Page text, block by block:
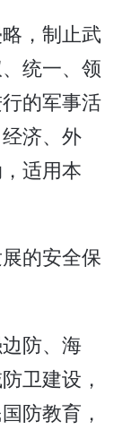
，制止武
统一、领
的军事活
济、外
适用本
的安全保
防、海
卫建设，
防教育，